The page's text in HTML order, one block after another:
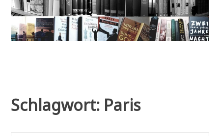
Schlagwort: Paris